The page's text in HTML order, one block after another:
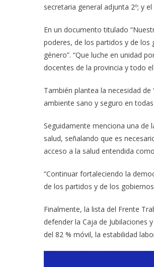
secretaria general adjunta 2º; y
En un documento titulado
poderes, de los partidos y de los
género”. “Que luche en unidad
docentes de la provincia y todo el
También plantea la necesidad
ambiente sano y seguro en
Seguidamente menciona una de
salud, señalando que es
acceso a la salud entendida
“Continuar fortaleciendo la
de los partidos y de los
Finalmente, la lista del Frente
defender la Caja de
del 82 % móvil, la estabilidad